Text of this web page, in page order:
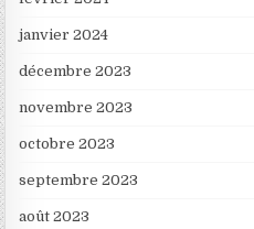
janvier 2024
décembre 2023
novembre 2023
octobre 2023
septembre 2023
août 2023